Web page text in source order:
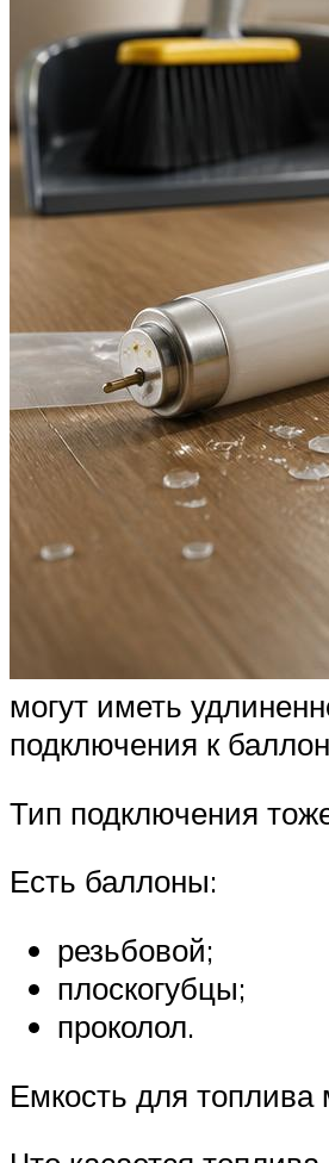
могут иметь
подключения к
Тип подключения
Есть баллоны:
резьбовой;
плоскогубцы;
проколол.
Емкость для топлива